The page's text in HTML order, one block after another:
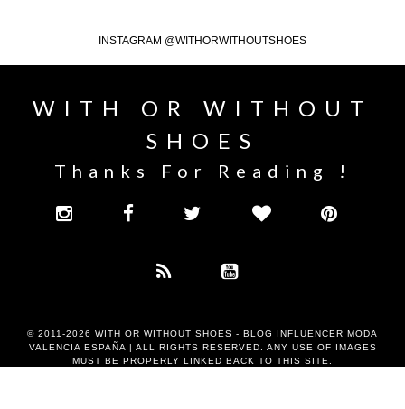
INSTAGRAM @WITHORWITHOUTSHOES
WITH OR WITHOUT
SHOES
Thanks For Reading !
© 2011-2026 WITH OR WITHOUT SHOES - BLOG INFLUENCER MODA
VALENCIA ESPAÑA| ALL RIGHTS RESERVED. ANY USE OF IMAGES
MUST BE PROPERLY LINKED BACK TO THIS SITE.